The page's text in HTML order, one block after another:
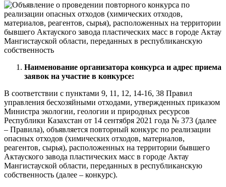
Наименование организатора конкурса и адрес приема
заявок на участие в конкурсе:
В соответствии с пунктами 9, 11, 12, 14-16, 38 Правил
управления бесхозяйными отходами, утвержденных приказом
Министра экологии, геологии и природных ресурсов
Республики Казахстан от 14 сентября 2021 года № 373 (далее
– Правила), объявляется повторный конкурс по реализации
опасных отходов (химических отходов, материалов,
реагентов, сырья), расположенных на территории бывшего
Актауского завода пластических масс в городе Актау
Мангистауской области, переданных в республиканскую
собственность (далее – конкурс).